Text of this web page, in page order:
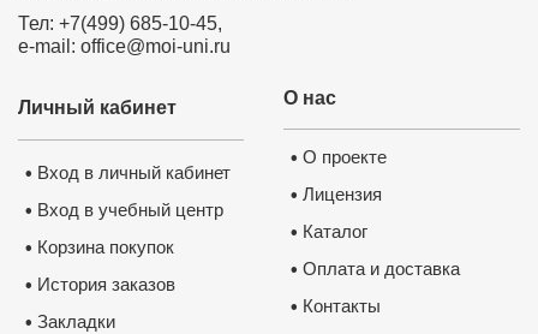
Тел: +7(499) 685-10-45,
e-mail: office@moi-uni.ru
О нас
• О проекте
• Лицензия
• Каталог
• Оплата и доставка
• Контакты
Личный кабинет
• Вход в личный кабинет
• Вход в учебный центр
• Корзина покупок
• История заказов
• Закладки